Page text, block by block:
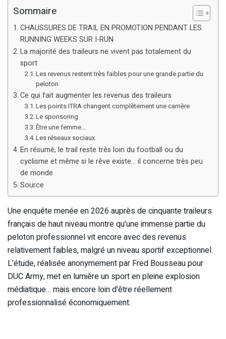
Sommaire
CHAUSSURES DE TRAIL EN PROMOTION PENDANT LES
RUNNING WEEKS SUR I-RUN
La majorité des traileurs ne vivent pas totalement du
sport
Les revenus restent très faibles pour une grande partie du
peloton
Ce qui fait augmenter les revenus des traileurs
Les points ITRA changent complètement une carrière
Le sponsoring
Être une femme…
Les réseaux sociaux
En résumé, le trail reste très loin du football ou du
cyclisme et même si le rêve existe… il concerne très peu
de monde
Source
Une enquête menée en 2026 auprès de cinquante traileurs
français de haut niveau montre qu’une immense partie du
peloton professionnel vit encore avec des revenus
relativement faibles, malgré un niveau sportif exceptionnel.
L’étude, réalisée anonymement par Fred Bousseau pour
DUC Army, met en lumière un sport en pleine explosion
médiatique… mais encore loin d’être réellement
professionnalisé économiquement.